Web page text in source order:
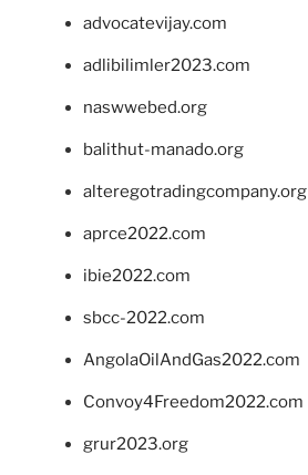
advocatevijay.com
adlibilimler2023.com
naswwebed.org
balithut-manado.org
alteregotradingcompany.org
aprce2022.com
ibie2022.com
sbcc-2022.com
AngolaOilAndGas2022.com
Convoy4Freedom2022.com
grur2023.org